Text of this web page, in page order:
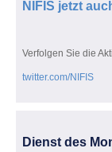
NIFIS jetzt
Verfolgen Sie die
twitter.com/NIFIS
Dienst des